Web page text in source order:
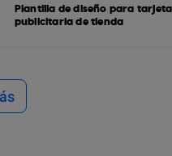
Plantilla de diseño para tarjeta
publicitaria de tienda